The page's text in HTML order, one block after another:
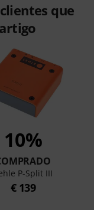
que
10%
P-Split III
€ 139